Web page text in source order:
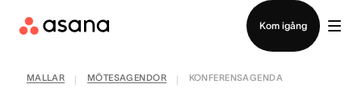
Kom igång
MALLAR MÖTESAGENDOR KONFERENSAGENDA